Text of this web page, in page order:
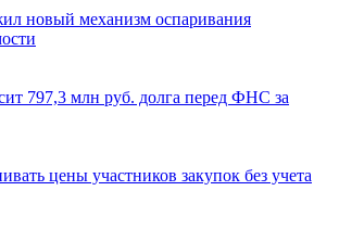
новый механизм оспаривания
797,3 млн руб. долга перед ФНС за
цены участников закупок без учета